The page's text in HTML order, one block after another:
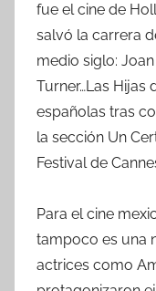
fue el cine de
salvó la carrera
medio siglo:
Turner…Las Hijas
españolas tras
la sección Un
Festival de
Para el cine
tampoco es una
actrices como